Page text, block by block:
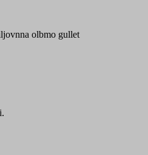
olbmo gullet